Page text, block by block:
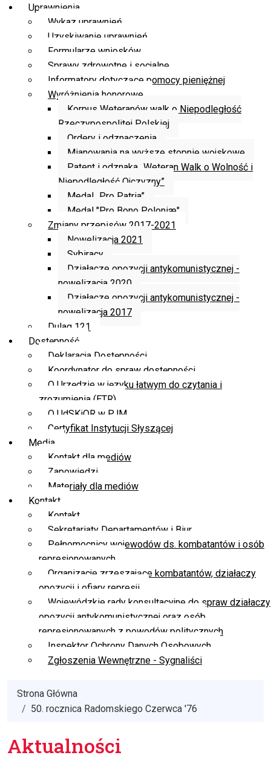
Uprawnienia
Wykaz uprawnień
Uzyskiwanie uprawnień
Formularze wniosków
Sprawy zdrowotne i socjalne
Informatory dotyczące pomocy pieniężnej
Wyróżnienia honorowe
Korpus Weteranów walk o Niepodległość
Rzeczypospolitej Polskiej
Ordery i odznaczenia
Mianowania na wyższe stopnie wojskowe
Patent i odznaka „Weteran Walk o Wolność i
Niepodległość Ojczyzny”
Medal „Pro Patria”
Medal "Pro Bono Poloniæ"
Zmiany przepisów 2017-2021
Nowelizacja 2021
Sybiracy
Działacze opozycji antykomunistycznej -
nowelizacja 2020
Działacze opozycji antykomunistycznej -
nowelizacja 2017
Dulag 121
Dostępność
Deklaracja Dostępności
Koordynator do spraw dostępności
O Urzędzie w języku łatwym do czytania i
zrozumienia (ETR)
O UdSKiOR w PJM
Certyfikat Instytucji Słyszącej
Media
Kontakt dla mediów
Zapowiedzi
Materiały dla mediów
Kontakt
Kontakt
Sekretariaty Departamentów i Biur
Pełnomocnicy wojewodów ds. kombatantów i osób
represjonowanych
Organizacje zrzeszające kombatantów, działaczy
opozycji i ofiary represji
Wojewódzkie rady konsultacyjne do spraw działaczy
opozycji antykomunistycznej oraz osób
represjonowanych z powodów politycznych
Inspektor Ochrony Danych Osobowych
Zgłoszenia Wewnętrzne - Sygnaliści
Strona Główna
50. rocznica Radomskiego Czerwca '76
Aktualności